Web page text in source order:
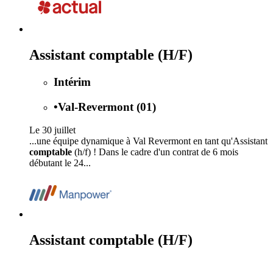
Assistant comptable (H/F)
Intérim
•Val-Revermont (01)
Le 30 juillet
...une équipe dynamique à Val Revermont en tant qu'Assistant
comptable (h/f) ! Dans le cadre d'un contrat de 6 mois
débutant le 24...
Assistant comptable (H/F)